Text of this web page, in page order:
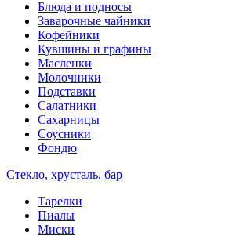
Блюда и подносы
Заварочные чайники
Кофейники
Кувшины и графины
Масленки
Молочники
Подставки
Салатники
Сахарницы
Соусники
Фондю
Стекло, хрусталь, бар
Тарелки
Пиалы
Миски